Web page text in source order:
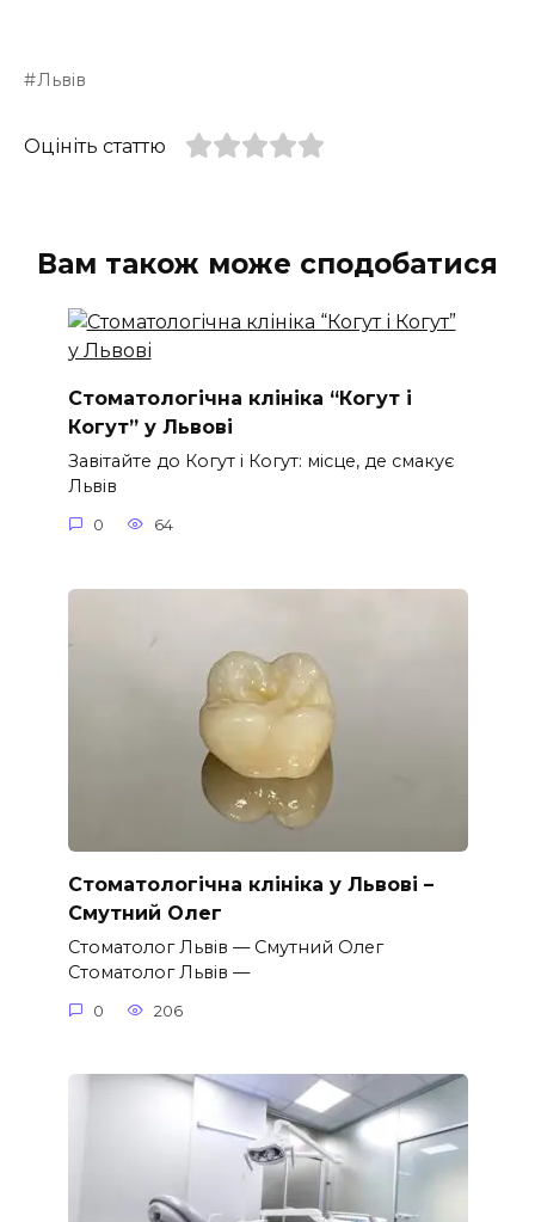
Львів
Оцініть статтю
Вам також може сподобатися
Стоматологічна клініка “Когут і
Когут” у Львові
Завітайте до Когут і Когут: місце, де смакує
Львів
0 64
Стоматологічна клініка у Львові –
Смутний Олег
Стоматолог Львів — Смутний Олег
Стоматолог Львів —
0 206